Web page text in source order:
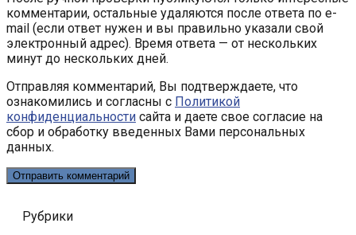
комментарии, остальные удаляются после ответа по e-
mail (если ответ нужен и вы правильно указали свой
электронный адрес). Время ответа — от нескольких
минут до нескольких дней.
Отправляя комментарий, Вы подтверждаете, что
ознакомились и согласны с Политикой
конфиденциальности сайта и даете свое согласие на
сбор и обработку введенных Вами персональных
данных.
Рубрики